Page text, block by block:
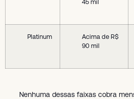
45 mil
Platinum
Acima de R$
90 mil
Nenhuma dessas faixas cobra